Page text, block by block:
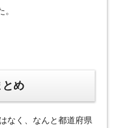
とめ
なく、なんと都道府県